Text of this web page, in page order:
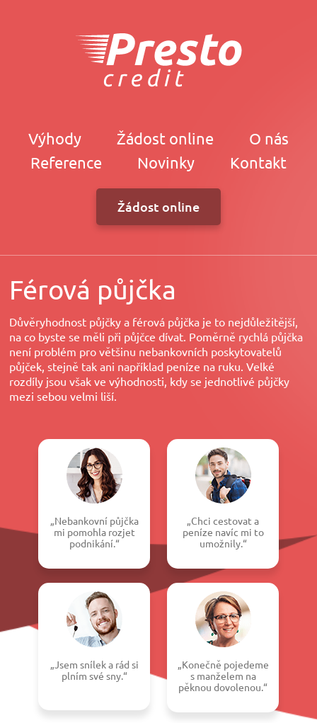
Výhody Žádost online
O nás
Reference
Novinky Kontakt
Žádost online
Férová půjčka
Důvěryhodnost půjčky a férová půjčka je to nejdůležitější,
na co byste se měli při půjčce dívat. Poměrně rychlá půjčka
není problém pro většinu nebankovních poskytovatelů
půjček, stejně tak ani například peníze na ruku. Velké
rozdíly jsou však ve výhodnosti, kdy se jednotlivé půjčky
mezi sebou velmi liší.
„Nebankovní půjčka
mi pomohla rozjet
podnikání.“
„Chci cestovat a
peníze navíc mi to
umožnily.“
„Jsem snílek a rád si
plním své sny.“
„Konečně pojedeme
s manželem na
pěknou dovolenou.“